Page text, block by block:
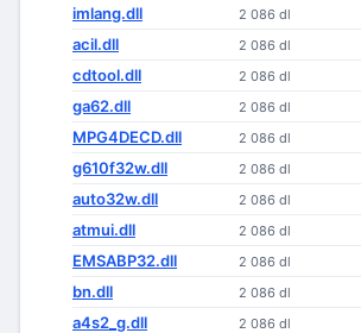
imlang.dll 2 086 dl
acil.dll 2 086 dl
cdtool.dll 2 086 dl
ga62.dll 2 086 dl
MPG4DECD.dll 2 086 dl
g610f32w.dll 2 086 dl
auto32w.dll 2 086 dl
atmui.dll 2 086 dl
EMSABP32.dll 2 086 dl
bn.dll 2 086 dl
a4s2_g.dll 2 086 dl